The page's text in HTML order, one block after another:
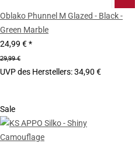
Oblako Phunnel M Glazed - Black -
Green Marble
24,99 €*
29,99 €
UVP des Herstellers:34,90 €
Sale